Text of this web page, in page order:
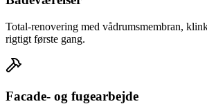
Total-renovering med vådrumsmembran,
rigtigt første gang.
Facade- og fugearbejde